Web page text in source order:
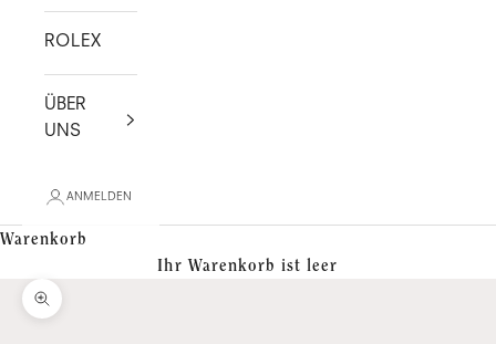
ROLEX
ÜBER
UNS
ANMELDEN
Warenkorb
Ihr Warenkorb ist leer
Bild vergrößern